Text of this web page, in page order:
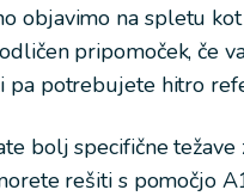
objavimo na spletu kot
pripomoček, če
pa potrebujete hitro
bolj specifične težave
rešiti s pomočjo